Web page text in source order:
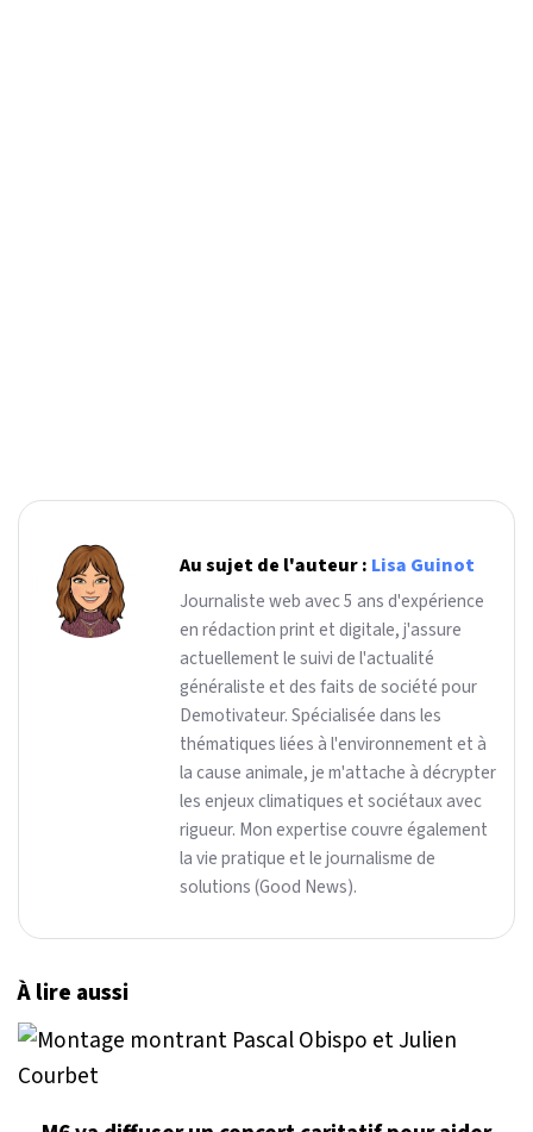
Au sujet de l'auteur : Lisa Guinot
Journaliste web avec 5 ans d'expérience
en rédaction print et digitale, j'assure
actuellement le suivi de l'actualité
généraliste et des faits de société pour
Demotivateur. Spécialisée dans les
thématiques liées à l'environnement et à
la cause animale, je m'attache à décrypter
les enjeux climatiques et sociétaux avec
rigueur. Mon expertise couvre également
la vie pratique et le journalisme de
solutions (Good News).
À lire aussi